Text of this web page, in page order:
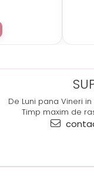
De Luni pana Vineri
Timp maxim de